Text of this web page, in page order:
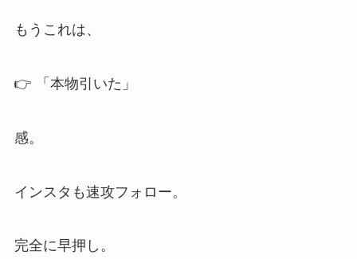
もうこれは、
👉 「本物引いた」
感。
インスタも速攻フォロー。
完全に早押し。